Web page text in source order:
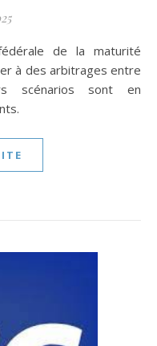
à des arbitrages entre
scénarios sont en